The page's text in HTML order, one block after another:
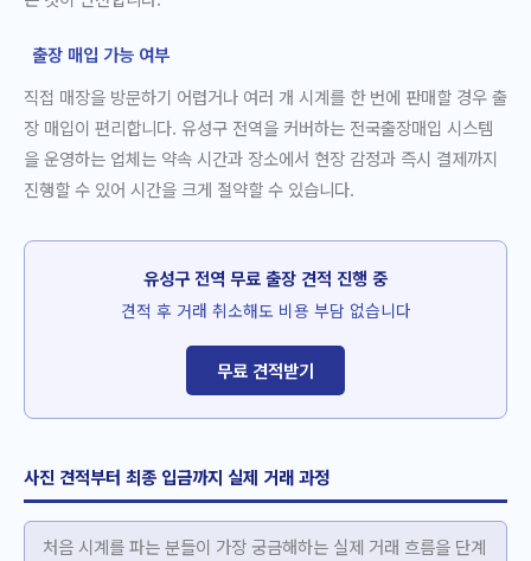
출장 매입 가능 여부
직접 매장을 방문하기 어렵거나 여러 개 시계를 한 번에 판매할 경우 출
장 매입이 편리합니다. 유성구 전역을 커버하는 전국출장매입 시스템
을 운영하는 업체는 약속 시간과 장소에서 현장 감정과 즉시 결제까지
진행할 수 있어 시간을 크게 절약할 수 있습니다.
유성구 전역 무료 출장 견적 진행 중
견적 후 거래 취소해도 비용 부담 없습니다
무료 견적받기
사진 견적부터 최종 입금까지 실제 거래 과정
처음 시계를 파는 분들이 가장 궁금해하는 실제 거래 흐름을 단계